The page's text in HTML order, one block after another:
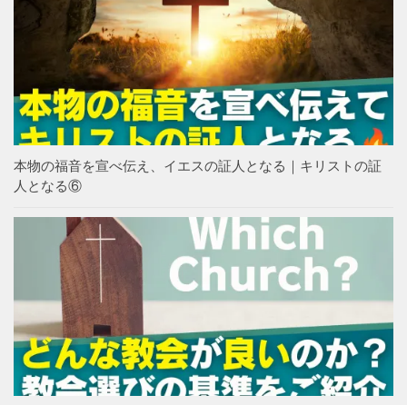
本物の福音を宣べ伝え、イエスの証人となる｜キリストの証
人となる⑥